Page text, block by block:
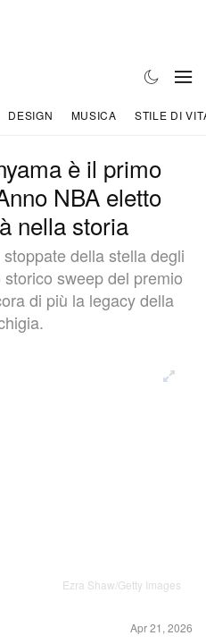
DESIGN MUSICA STILE DI
è il primo
NBA eletto
nella storia
della stella degli
sweep del premio
di più la legacy della
Ezra Shaw/Getty Images
Apr 21, 2026